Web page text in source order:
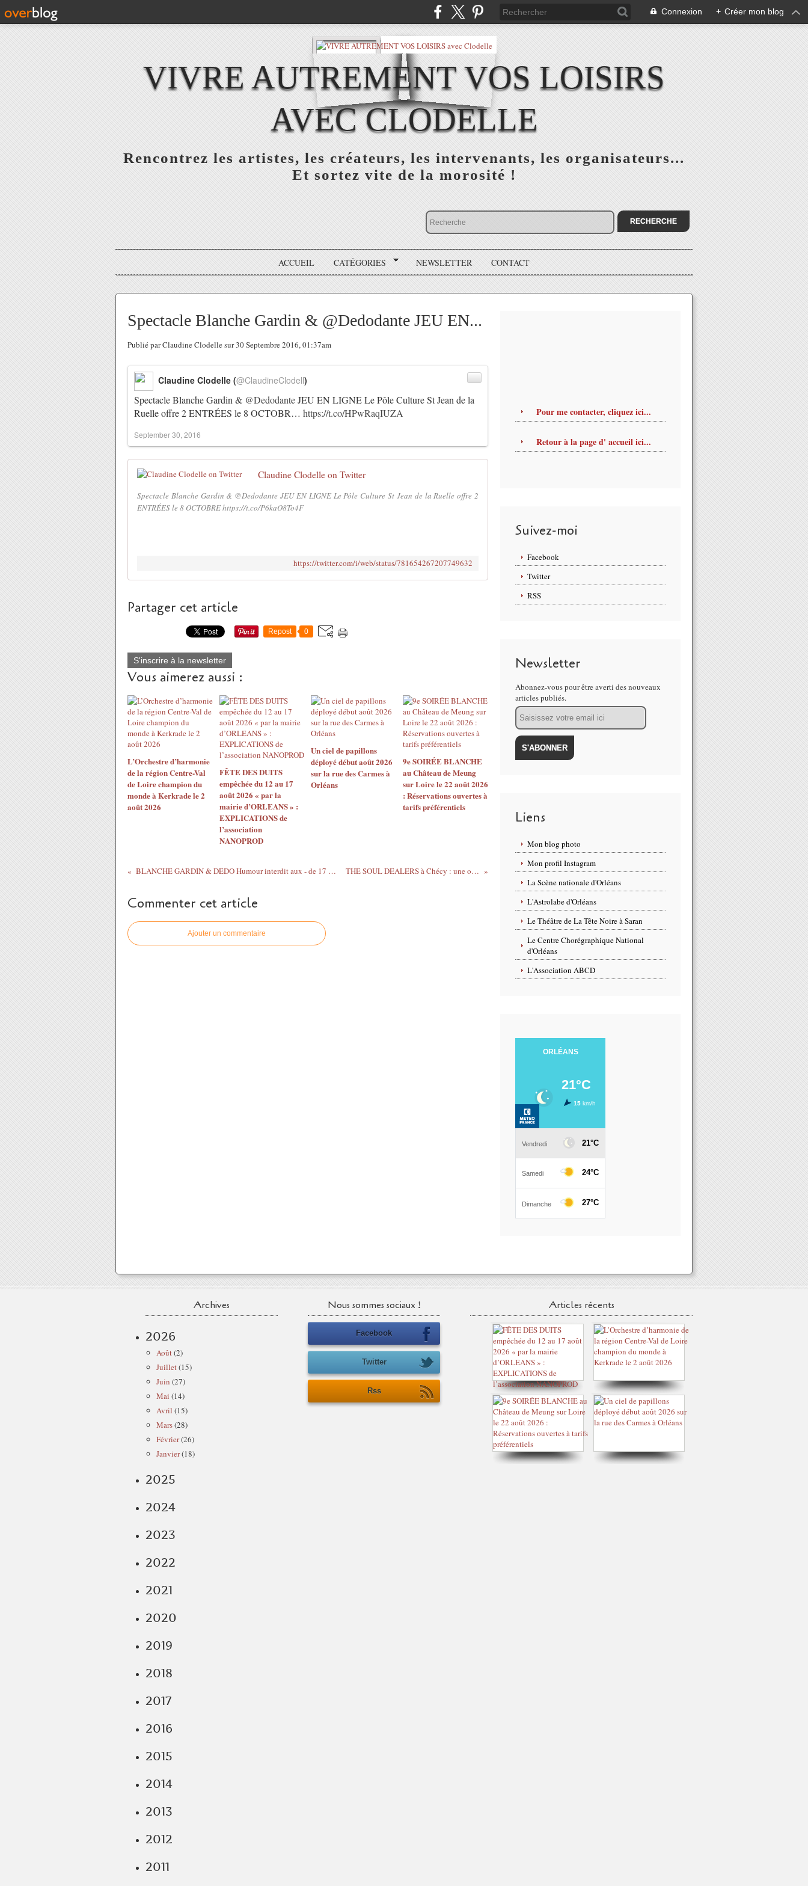
Connexion + Créer mon blog
VIVRE AUTREMENT VOS LOISIRS
AVEC CLODELLE
Rencontrez les artistes, les créateurs, les intervenants, les organisateurs...
Et sortez vite de la morosité !
ACCUEIL CATÉGORIES NEWSLETTER CONTACT
Spectacle Blanche Gardin & @Dedodante JEU EN...
Publié par Claudine Clodelle sur 30 Septembre 2016, 01:37am
Spectacle Blanche Gardin & @DedodanteJEU EN LIGNE Le Pôle Culture St Jean de la
Ruelle offre 2 ENTRÉES le 8 OCTOBR… https://t.co/HPwRaqIUZA
Claudine Clodelle (@ClaudineClodell)
September 30, 2016
Claudine Clodelle on Twitter
Spectacle Blanche Gardin & @Dedodante JEU EN LIGNE Le Pôle Culture St Jean de la Ruelle offre 2
ENTRÉES le 8 OCTOBRE https://t.co/P6kaO8To4F
https://twitter.com/i/web/status/781654267207749632
Partager cet article
Repost 0
S'inscrire à la newsletter
Vous aimerez aussi :
L’Orchestre d’harmonie
de la région Centre-Val
de Loire champion du
monde à Kerkrade le 2
août 2026
FÊTE DES DUITS
empêchée du 12 au 17
août 2026 « par la
mairie d’ORLEANS » :
EXPLICATIONS de
l’association
NANOPROD
Un ciel de papillons
déployé début août 2026
sur la rue des Carmes à
Orléans
9e SOIRÉE BLANCHE
au Château de Meung
sur Loire le 22 août 2026
: Réservations ouvertes à
tarifs préférentiels
BLANCHE GARDIN & DEDO Humour interdit aux - de 17 ans : DEUX ENTRÉES GRATUITES à ST JEAN DE LA RUELLE THE SOUL DEALERS à Chécy : une ouverture de saison emplie d' énergie positive
Commenter cet article
Ajouter un commentaire
Pour me contacter, cliquez ici...
Retour à la page d' accueil ici...
Suivez-moi
Facebook
Twitter
RSS
Newsletter
Abonnez-vous pour être averti des nouveaux
articles publiés.
Email
Liens
Mon blog photo
Mon profil Instagram
La Scène nationale d'Orléans
L'Astrolabe d'Orléans
Le Théâtre de La Tête Noire à Saran
Le Centre Chorégraphique National
d'Orléans
L'Association ABCD
Archives
2026
Août(2)
Juillet(15)
Juin (27)
Mai (14)
Avril (15)
Mars(28)
Février(26)
Janvier(18)
2025
2024
2023
2022
2021
2020
2019
2018
2017
2016
2015
2014
2013
2012
2011
Nous sommes sociaux !
Facebook
Twitter
Rss
Articles récents